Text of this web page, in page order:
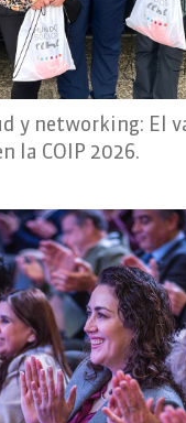
y networking: El
la COIP 2026.